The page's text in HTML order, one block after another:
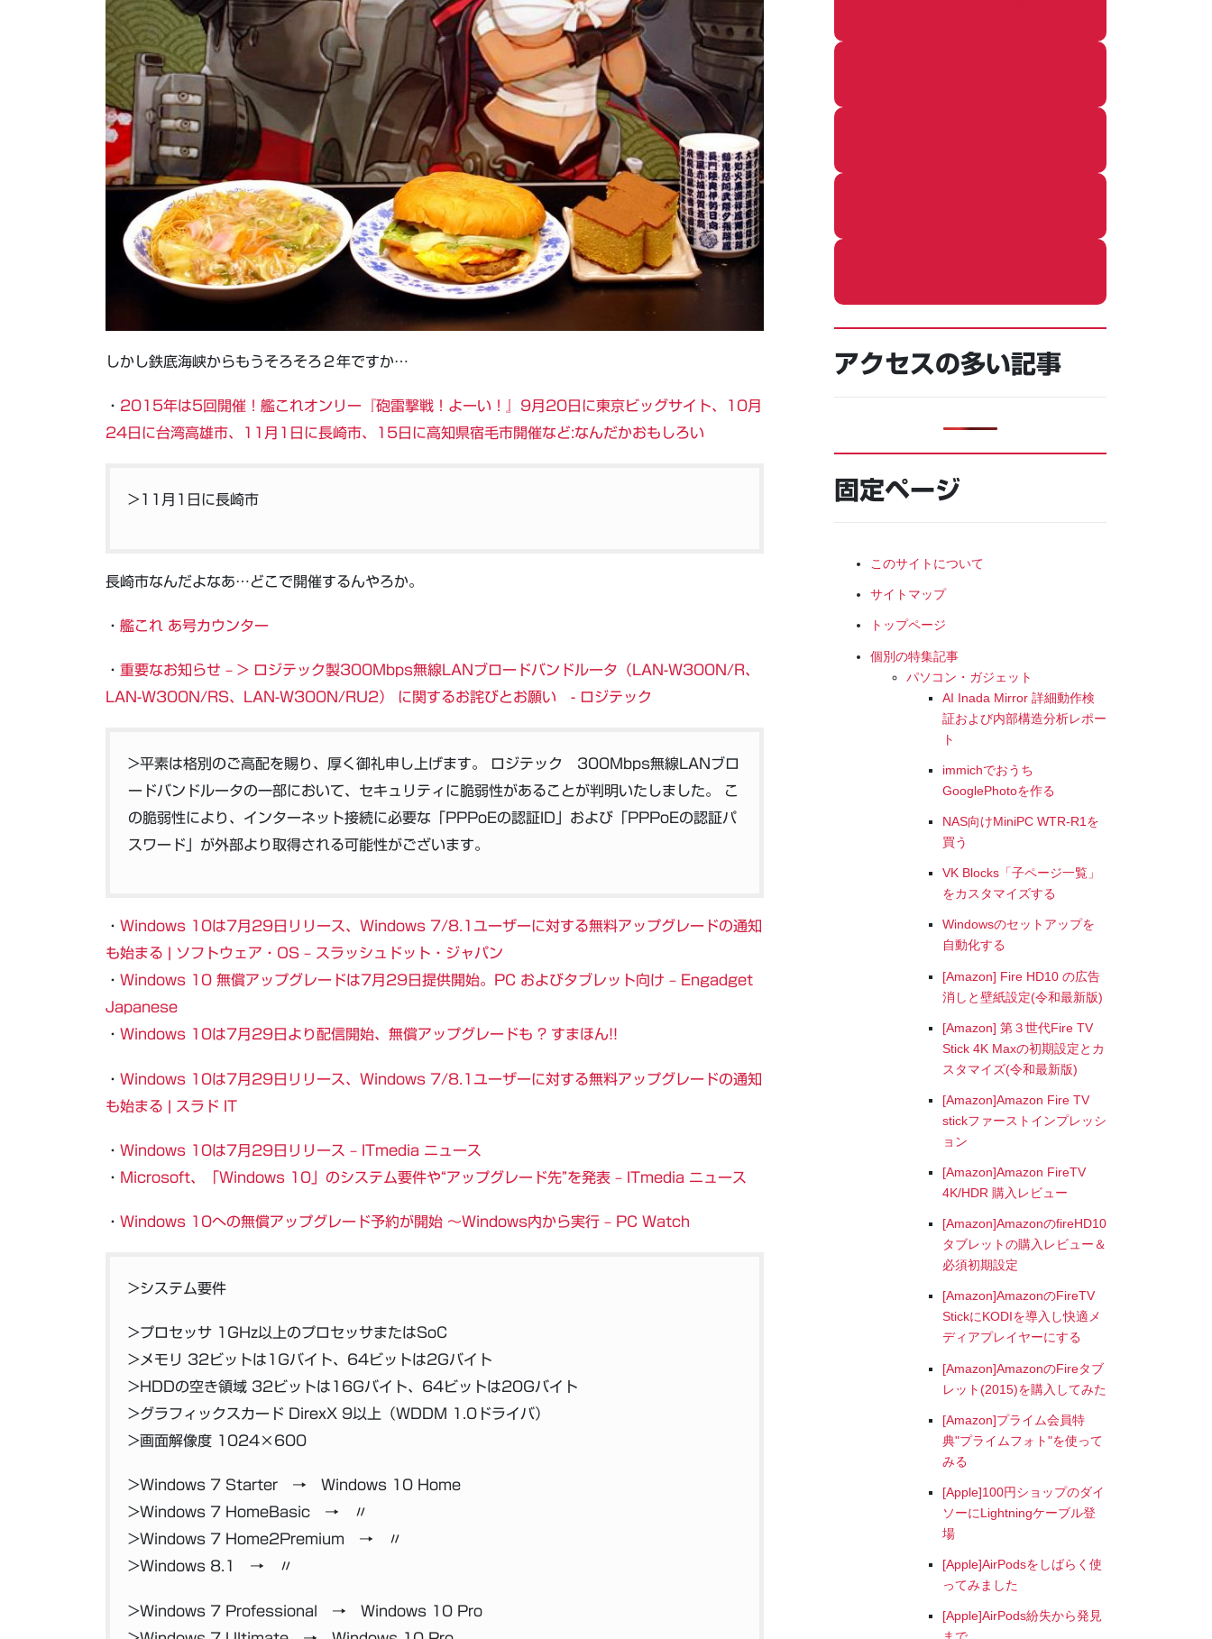
しかし鉄底海峡からもうそろそろ２年ですか…
・ 2015年は5回開催！艦これオンリー『砲雷撃戦！よーい！』9月20日に東京ビッグサイト、10月
24日に台湾高雄市、11月1日に長崎市、15日に高知県宿毛市開催など:なんだかおもしろい
>11月1日に長崎市
長崎市なんだよなあ…どこで開催するんやろか。
・ 艦これ あ号カウンター
・ 重要なお知らせ – > ロジテック製300Mbps無線LANブロードバンドルータ（LAN-W300N/R、
LAN-W300N/RS、LAN-W300N/RU2） に関するお詫びとお願い - ロジテック
>平素は格別のご高配を賜り、厚く御礼申し上げます。 ロジテック 300Mbps無線LANブロ
ードバンドルータの一部において、セキュリティに脆弱性があることが判明いたしました。 こ
の脆弱性により、インターネット接続に必要な「PPPoEの認証ID」および「PPPoEの認証パ
スワード」が外部より取得される可能性がございます。
・ Windows 10は7月29日リリース、Windows 7/8.1ユーザーに対する無料アップグレードの通知
も始まる | ソフトウェア・OS – スラッシュドット・ジャパン
・ Windows 10 無償アップグレードは7月29日提供開始。PC およびタブレット向け – Engadget
Japanese
・ Windows 10は7月29日より配信開始、無償アップグレードも ? すまほん!!
・ Windows 10は7月29日リリース、Windows 7/8.1ユーザーに対する無料アップグレードの通知
も始まる | スラド IT
・ Windows 10は7月29日リリース – ITmedia ニュース
・ Microsoft、「Windows 10」のシステム要件や“アップグレード先”を発表 – ITmedia ニュース
・ Windows 10への無償アップグレード予約が開始 ～Windows内から実行 – PC Watch
>システム要件
>プロセッサ 1GHz以上のプロセッサまたはSoC
>メモリ 32ビットは1Gバイト、64ビットは2Gバイト
>HDDの空き領域 32ビットは16Gバイト、64ビットは20Gバイト
>グラフィックスカード DirexX 9以上（WDDM 1.0ドライバ）
>画面解像度 1024×600
>Windows 7 Starter → Windows 10 Home
>Windows 7 HomeBasic → 〃
>Windows 7 Home2Premium → 〃
>Windows 8.1 → 〃
>Windows 7 Professional → Windows 10 Pro
アクセスの多い記事
固定ページ
このサイトについて
サイトマップ
トップページ
個別の特集記事
パソコン・ガジェット
AI Inada Mirror 詳細動作検
証および内部構造分析レポー
ト
immichでおうち
GooglePhotoを作る
NAS向けMiniPC WTR-R1を
買う
VK Blocks「子ページ一覧」
をカスタマイズする
Windowsのセットアップを
自動化する
[Amazon] Fire HD10 の広告
消しと壁紙設定(令和最新版)
[Amazon] 第３世代Fire TV
Stick 4K Maxの初期設定とカ
スタマイズ(令和最新版)
[Amazon]Amazon Fire TV
stickファーストインプレッシ
ョン
[Amazon]Amazon FireTV
4K/HDR 購入レビュー
[Amazon]AmazonのfireHD10
タブレットの購入レビュー＆
必須初期設定
[Amazon]AmazonのFireTV
StickにKODIを導入し快適メ
ディアプレイヤーにする
[Amazon]AmazonのFireタブ
レット(2015)を購入してみた
[Amazon]プライム会員特
典"プライムフォト"を使って
みる
[Apple]100円ショップのダイ
ソーにLightningケーブル登
場
[Apple]AirPodsをしばらく使
ってみました
[Apple]AirPods紛失から発見